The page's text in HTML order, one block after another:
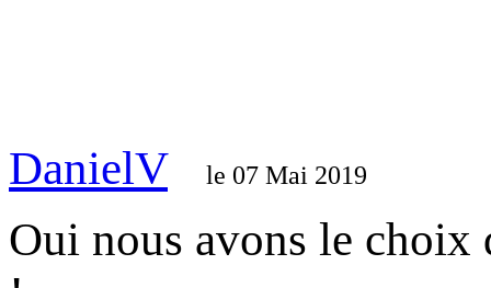
DanielV le 07 Mai 2019
Oui nous avons le choix